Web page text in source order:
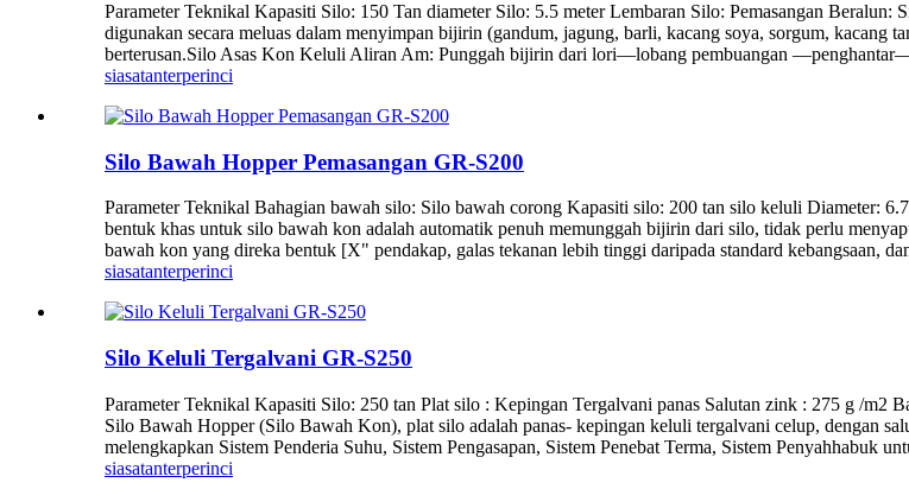
Parameter Teknikal Kapasiti Silo: 150 Tan diameter Silo: 5.5 meter Lembaran Silo: Pemasangan
digunakan secara meluas dalam menyimpan bijirin (gandum, jagung, barli, kacang soya, sorgum, kacang
berterusan.Silo Asas Kon Keluli Aliran Am: Punggah bijirin dari lori—lobang pembuangan
siasatanterperinci
Silo Bawah Hopper Pemasangan GR-S200
Parameter Teknikal Bahagian bawah silo: Silo bawah corong Kapasiti silo: 200 tan silo keluli Diameter:
bentuk khas untuk silo bawah kon adalah automatik penuh memunggah bijirin dari silo, tidak perlu
bawah kon yang direka bentuk [X" pendakap, galas tekanan lebih tinggi daripada standard kebangsaan,
siasatanterperinci
Silo Keluli Tergalvani GR-S250
Parameter Teknikal Kapasiti Silo: 250 tan Plat silo : Kepingan Tergalvani panas Salutan zink : 275 g /
Silo Bawah Hopper (Silo Bawah Kon), plat silo adalah panas- kepingan keluli tergalvani celup, dengan
melengkapkan Sistem Penderia Suhu, Sistem Pengasapan, Sistem Penebat Terma, Sistem Penyahhabuk
siasatanterperinci